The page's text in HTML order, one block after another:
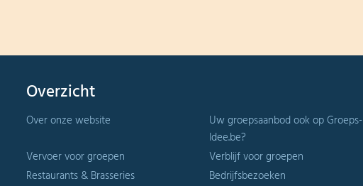
Overzicht
Over onze website
Uw groepsaanbod ook op Groeps-
Idee.be?
Vervoer voor groepen
Verblijf voor groepen
Restaurants & Brasseries
Bedrijfsbezoeken